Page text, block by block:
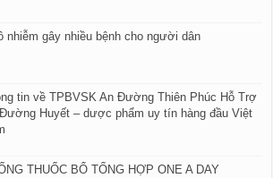
nhiễm gây nhiều bệnh cho người dân
tin về TPBVSK An Đường Thiên Phúc Hỗ Trợ
Huyết – dược phẩm uy tín hàng đầu Việt
THUỐC BỔ TỔNG HỢP ONE A DAY